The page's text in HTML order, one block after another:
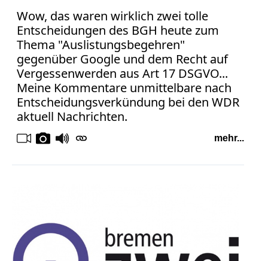
Wow, das waren wirklich zwei tolle
Entscheidungen des BGH heute zum
Thema "Auslistungsbegehren"
gegenüber Google und dem Recht auf
Vergessenwerden aus Art 17 DSGVO...
Meine Kommentare unmittelbare nach
Entscheidungsverkündung bei den WDR
aktuell Nachrichten.
mehr...